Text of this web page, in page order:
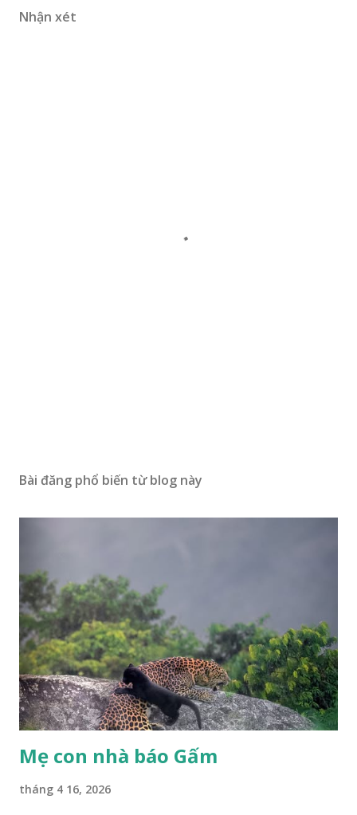
Nhận xét
Bài đăng phổ biến từ blog này
Mẹ con nhà báo Gấm
tháng 4 16, 2026